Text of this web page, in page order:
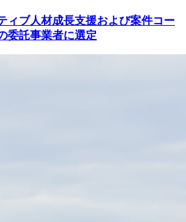
ィブ人材成長支援および案件コー
委託事業者に選定